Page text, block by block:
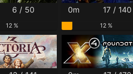
6 / 50
12 %
0m 17 / 140
12 %